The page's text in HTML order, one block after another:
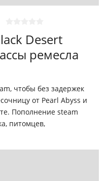
Desert
ремесла
чтобы без задержек
от Pearl Abyss и
Пополнение steam
питомцев,